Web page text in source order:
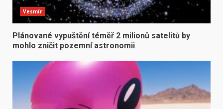
Vesmír
Plánované vypuštění téměř 2 milionů satelitů by
mohlo zničit pozemní astronomii